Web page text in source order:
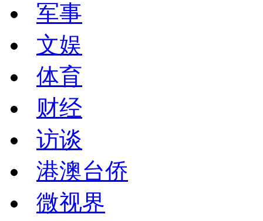
军事
文娱
体育
财经
访谈
港澳台侨
微视界